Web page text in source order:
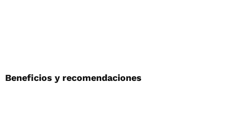
Beneficios y recomendaciones